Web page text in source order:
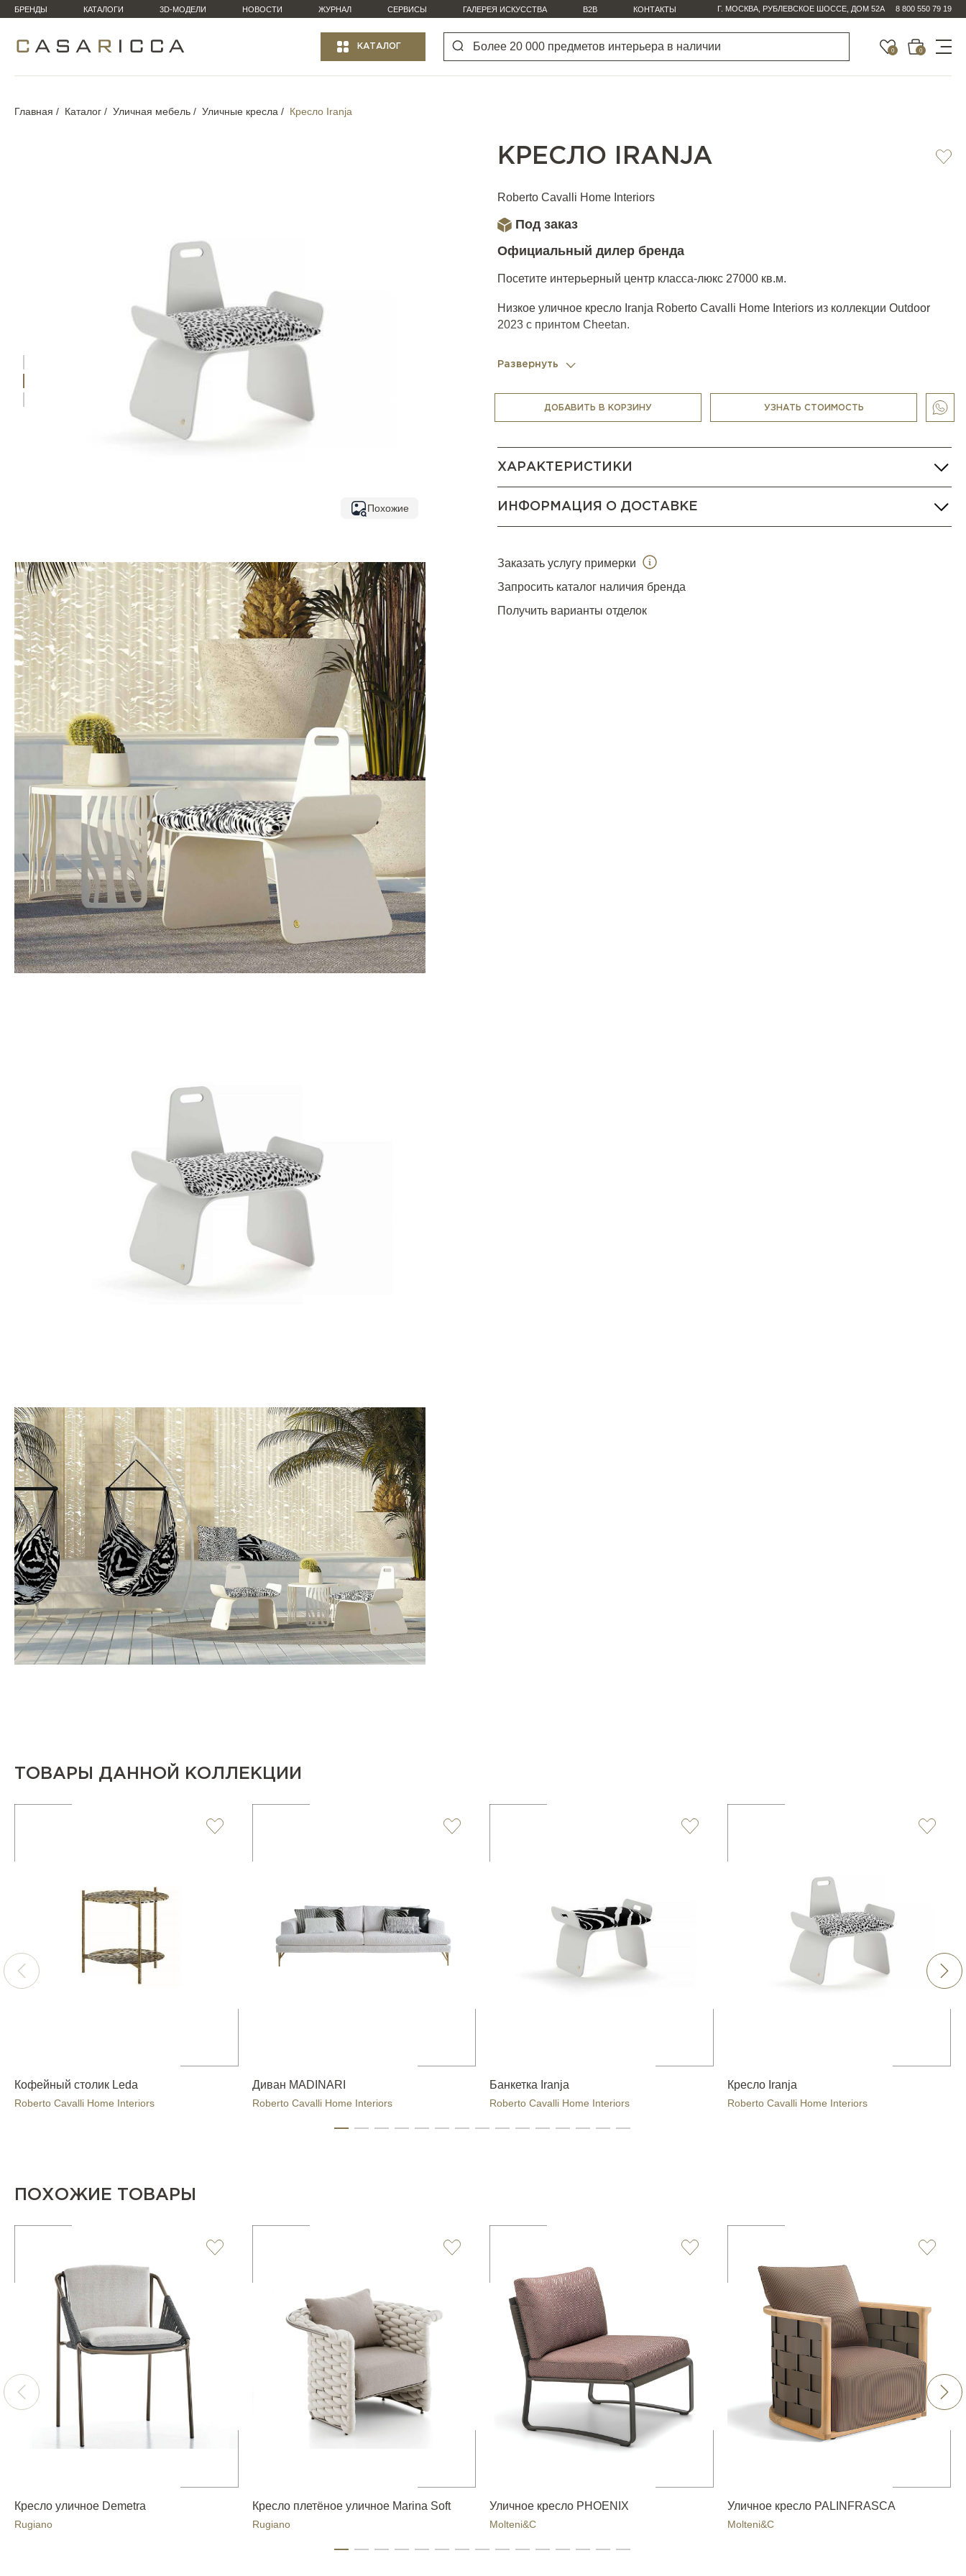
БРЕНДЫ КАТАЛОГИ 3D-МОДЕЛИ НОВОСТИ ЖУРНАЛ СЕРВИСЫ ГАЛЕРЕЯ ИСКУССТВА B2B КОНТАКТЫ Г. МОСКВА, РУБЛЕВСКОЕ ШОССЕ, ДОМ 52А 8 800 550 79 19
КАТАЛОГ 0 0
Главная Каталог Уличная мебель Уличные кресла Кресло Iranja
Похожие
КРЕСЛО IRANJA
Roberto Cavalli Home Interiors
Под заказ
Официальный дилер бренда
Посетите интерьерный центр класса-люкс 27000 кв.м.
Низкое уличное кресло Iranja Roberto Cavalli Home Interiors из коллекции Outdoor
2023 с принтом Cheetan.
Развернуть
ДОБАВИТЬ В КОРЗИНУ УЗНАТЬ СТОИМОСТЬ
ХАРАКТЕРИСТИКИ
ИНФОРМАЦИЯ О ДОСТАВКЕ
Заказать услугу примерки
Запросить каталог наличия бренда
Получить варианты отделок
ТОВАРЫ ДАННОЙ КОЛЛЕКЦИИ
Кофейный столик Leda
Roberto Cavalli Home Interiors
Диван MADINARI
Roberto Cavalli Home Interiors
Банкетка Iranja
Roberto Cavalli Home Interiors
Кресло Iranja
Roberto Cavalli Home Interiors
ПОХОЖИЕ ТОВАРЫ
Кресло уличное Demetra
Rugiano
Кресло плетёное уличное Marina Soft
Rugiano
Уличное кресло PHOENIX
Molteni&C
Уличное кресло PALINFRASCA
Molteni&C